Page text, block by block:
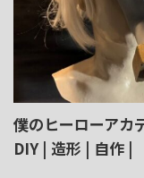
僕のヒーローアカ
DIY | 造形 | 自作 |